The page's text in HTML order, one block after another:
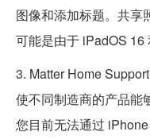
图像和添加标题。共
可能是由于 iPadOS 16
3. Matter Home
使不同制造商的产品能
您目前无法通过